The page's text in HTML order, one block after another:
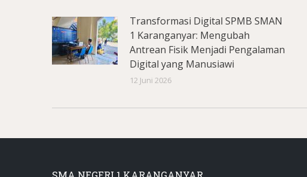
Transformasi Digital SPMB SMAN
1 Karanganyar: Mengubah
Antrean Fisik Menjadi Pengalaman
Digital yang Manusiawi
12 Juni 2026